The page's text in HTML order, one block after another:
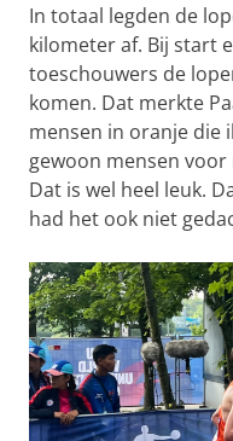
In totaal legden de
kilometer af. Bij start
toeschouwers de
komen. Dat merkte
mensen in oranje die
gewoon mensen
Dat is wel heel leuk.
had het ook niet